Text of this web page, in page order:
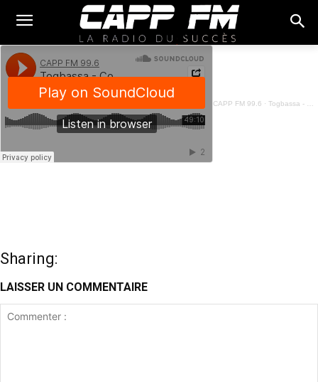
CAPP FM 99.6 · Togbassa - Conseils aux candidats et parents d'élèves des examens de fin d'année - 26 Mai 2023
Sharing:
LAISSER UN COMMENTAIRE